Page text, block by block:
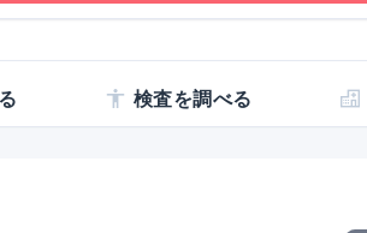
検査を調べる